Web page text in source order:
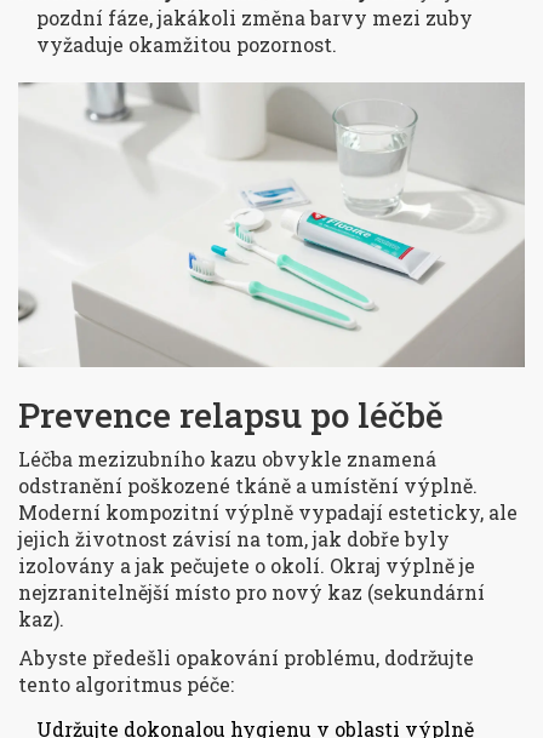
pozdní fáze, jakákoli změna barvy mezi zuby
vyžaduje okamžitou pozornost.
Prevence relapsu po léčbě
Léčba mezizubního kazu obvykle znamená
odstranění poškozené tkáně a umístění výplně.
Moderní kompozitní výplně vypadají esteticky, ale
jejich životnost závisí na tom, jak dobře byly
izolovány a jak pečujete o okolí. Okraj výplně je
nejzranitelnější místo pro nový kaz (sekundární
kaz).
Abyste předešli opakování problému, dodržujte
tento algoritmus péče:
Udržujte dokonalou hygienu v oblasti výplně